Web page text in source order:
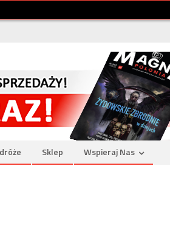
Sklep Wspieraj Nas